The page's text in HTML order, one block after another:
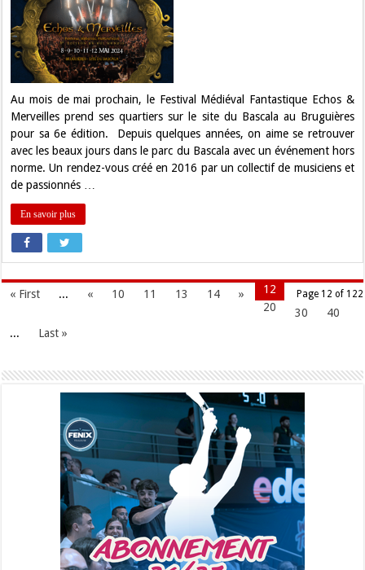
semaine
Bascala
Au mois de mai prochain, le Festival Médiéval Fantastique Echos &
Merveilles prend ses quartiers sur le site du Bascala au Bruguières
pour sa 6e édition. Depuis quelques années, on aime se retrouver
avec les beaux jours dans le parc du Bascala avec un événement hors
norme. Un rendez-vous créé en 2016 par un collectif de musiciens et
de passionnés …
En savoir plus
Page 12 of 122
« First ... « 10 11 12
13 14
»
20
30
40
...
Last »